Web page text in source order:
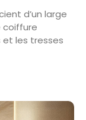
d’un large
coiffure
les tresses